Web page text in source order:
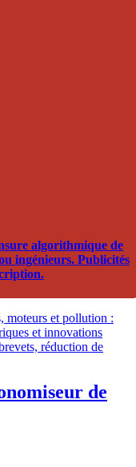
algorithmique de
ingénieurs. Publicités
moteurs et pollution :
et innovations
réduction de
de